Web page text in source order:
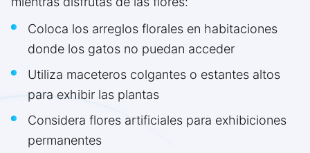
Coloca los arreglos florales en habitaciones
donde los gatos no puedan acceder
Utiliza maceteros colgantes o estantes altos
para exhibir las plantas
Considera flores artificiales para exhibiciones
permanentes